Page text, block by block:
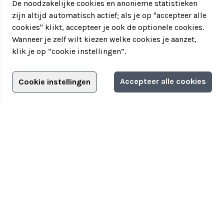
Filter jouw teamuitstapje!
Adverteren?
Adverteerdersopties
De noodzakelijke cookies en anonieme statistieken
zijn altijd automatisch actief; als je op "accepteer alle
cookies" klikt, accepteer je ook de optionele cookies.
Wanneer je zelf wilt kiezen welke cookies je aanzet,
klik je op “cookie instellingen”.
Cookie instellingen Accepteer alle cookies